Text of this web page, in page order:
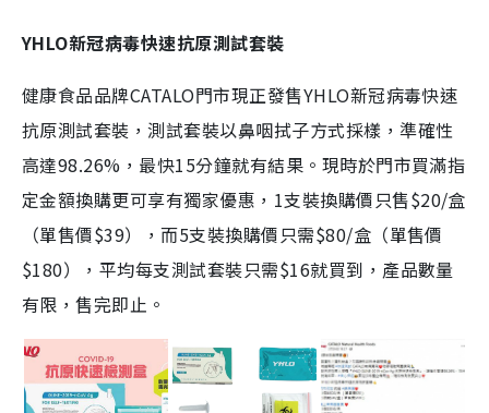
YHLO新冠病毒快速抗原測試套裝
健康食品品牌CATALO門市現正發售YHLO新冠病毒快速
抗原測試套裝，測試套裝以鼻咽拭子方式採樣，準確性
高達98.26%，最快15分鐘就有結果。現時於門市買滿指
定金額換購更可享有獨家優惠，1支裝換購價只售$20/盒
（單售價$39），而5支裝換購價只需$80/盒（單售價
$180），平均每支測試套裝只需$16就買到，產品數量
有限，售完即止。